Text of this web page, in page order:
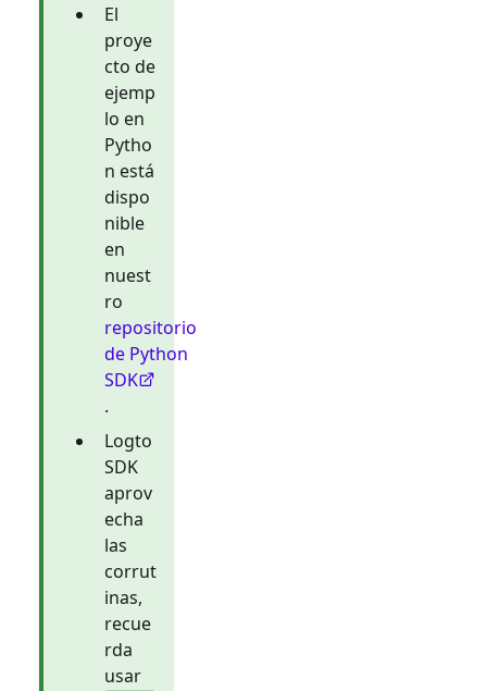
El
proye
cto de
ejemp
lo en
Pytho
n está
dispo
nible
en
nuest
ro
repositorio
de Python
SDK
.
Logto
SDK
aprov
echa
las
corrut
inas,
recue
rda
usar